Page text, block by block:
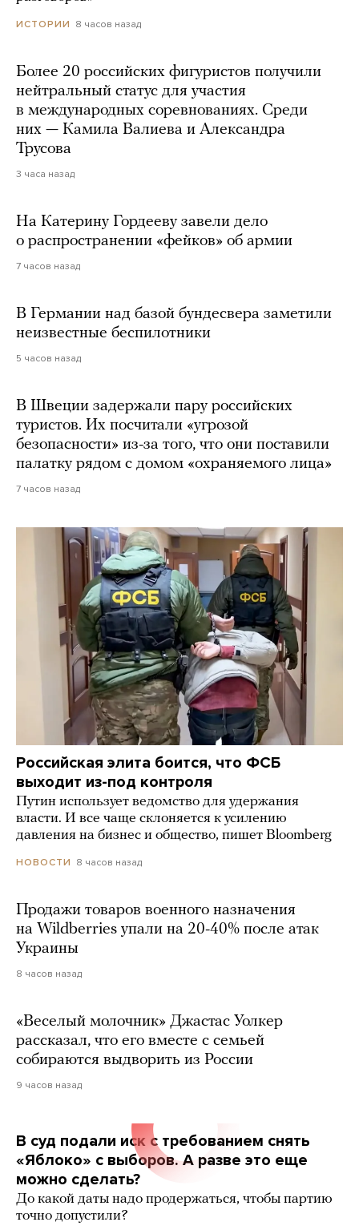
ИСТОРИИ 8 часов назад
Более 20 российских фигуристов получили
нейтральный статус для участия
в международных соревнованиях. Среди
них — Камила Валиева и Александра
Трусова
3 часа назад
На Катерину Гордееву завели дело
о распространении «фейков» об армии
7 часов назад
В Германии над базой бундесвера заметили
неизвестные беспилотники
5 часов назад
В Швеции задержали пару российских
туристов. Их посчитали «угрозой
безопасности» из-за того, что они поставили
палатку рядом с домом «охраняемого лица»
7 часов назад
Российская элита боится, что ФСБ
выходит из-под контроля
Путин использует ведомство для удержания
власти. И все чаще склоняется к усилению
давления на бизнес и общество, пишет Bloomberg
НОВОСТИ 8 часов назад
Продажи товаров военного назначения
на Wildberries упали на 20-40% после атак
Украины
8 часов назад
«Веселый молочник» Джастас Уолкер
рассказал, что его вместе с семьей
собираются выдворить из России
9 часов назад
В суд подали иск с требованием снять
«Яблоко» с выборов. А разве это еще
можно сделать?
До какой даты надо продержаться, чтобы партию
точно допустили?